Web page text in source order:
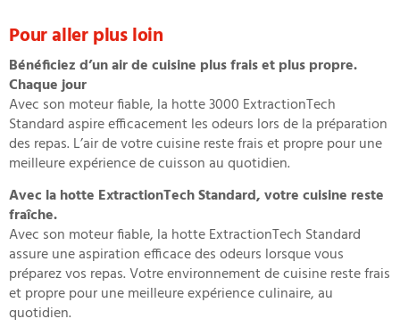
Pour aller plus loin
Bénéficiez d’un air de cuisine plus frais et plus propre.
Chaque jour
Avec son moteur fiable, la hotte 3000 ExtractionTech
Standard aspire efficacement les odeurs lors de la préparation
des repas. L’air de votre cuisine reste frais et propre pour une
meilleure expérience de cuisson au quotidien.
Avec la hotte ExtractionTech Standard, votre cuisine reste
fraîche.
Avec son moteur fiable, la hotte ExtractionTech Standard
assure une aspiration efficace des odeurs lorsque vous
préparez vos repas. Votre environnement de cuisine reste frais
et propre pour une meilleure expérience culinaire, au
quotidien.